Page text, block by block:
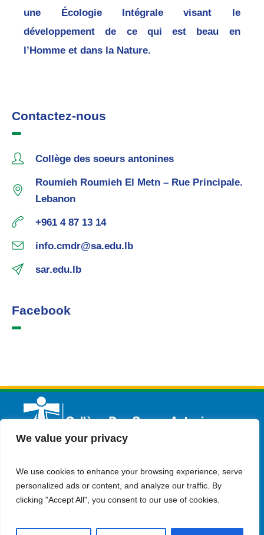
We value your privacy
We use cookies to enhance your browsing experience, serve
personalized ads or content, and analyze our traffic. By
clicking "Accept All", you consent to our use of cookies.
une Écologie Intégrale visant le
développement de ce qui est beau en
l’Homme et dans la Nature.
Contactez-nous
Collège des soeurs antonines
Roumieh Roumieh El Metn – Rue Principale.
Lebanon
+961 4 87 13 14
info.cmdr@sa.edu.lb
sar.edu.lb
Facebook
Français Admission Contactez-nous